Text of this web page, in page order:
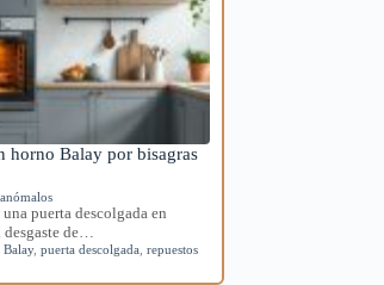
horno Balay por bisagras
puerta descolgada en
de…
,puerta descolgada ,repuestos